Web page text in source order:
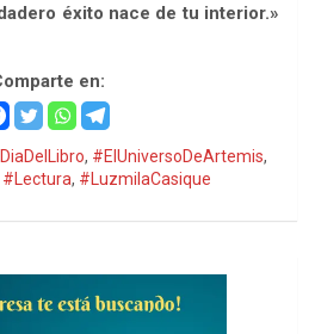
éxito nace de tu interior.»
en:
, #ElUniversoDeArtemis,
#Lectura, #LuzmilaCasique